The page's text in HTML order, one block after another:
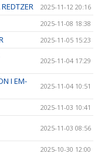
2025-11-12 20:16
2025-11-08 18:38
2025-11-05 15:23
2025-11-04 17:29
I EM-
2025-11-04 10:51
2025-11-03 10:41
2025-11-03 08:56
2025-10-30 12:00